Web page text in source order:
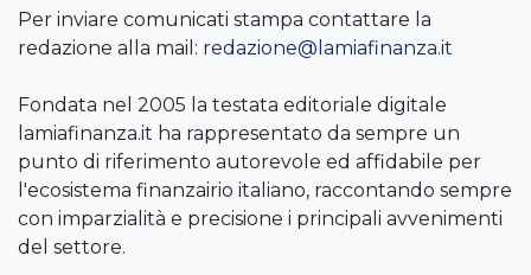
Per inviare comunicati stampa contattare la
redazione alla mail: redazione@lamiafinanza.it
Fondata nel 2005 la testata editoriale digitale
lamiafinanza.it ha rappresentato da sempre un
punto di riferimento autorevole ed affidabile per
l'ecosistema finanzairio italiano, raccontando sempre
con imparzialità e precisione i principali avvenimenti
del settore.